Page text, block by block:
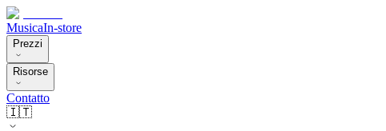
MusicaIn-store
Prezzi
Risorse
Contatto
🇮🇹